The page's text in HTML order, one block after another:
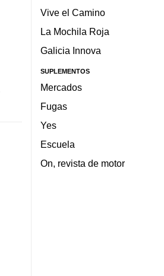
Vive el Camino
La Mochila Roja
Galicia Innova
SUPLEMENTOS
Mercados
Fugas
Yes
Escuela
On, revista de motor